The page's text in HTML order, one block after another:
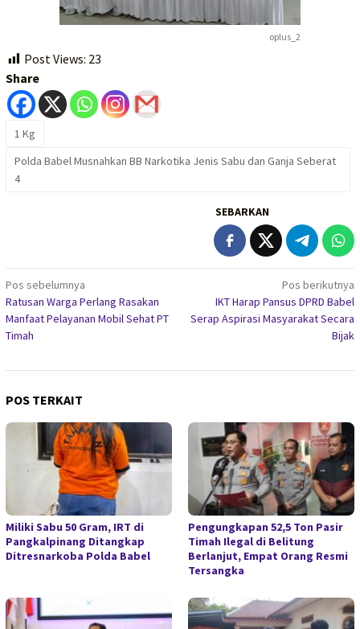
oplus_2
Post Views: 23
Share
1 Kg
Polda Babel Musnahkan BB Narkotika Jenis Sabu dan Ganja Seberat
4
SEBARKAN
Navigasi
pos
Pos sebelumnya
Ratusan Warga Perlang Rasakan
Manfaat Pelayanan Mobil Sehat PT
Timah
Pos berikutnya
IKT Harap Pansus DPRD Babel
Serap Aspirasi Masyarakat Secara
Bijak
POS TERKAIT
Miliki Sabu 50 Gram, IRT di
Pangkalpinang Ditangkap
Ditresnarkoba Polda Babel
Pengungkapan 52,5 Ton Pasir
Timah Ilegal di Belitung
Berlanjut, Empat Orang Resmi
Tersangka